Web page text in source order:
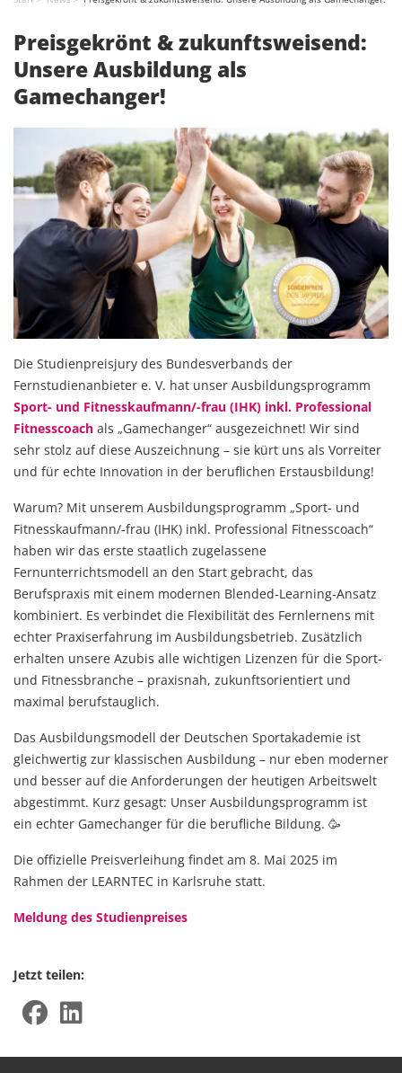
Preisgekrönt & zukunftsweisend:
Unsere Ausbildung als
Gamechanger!
Die Studienpreisjury des Bundesverbands der
Fernstudienanbieter e. V. hat unser Ausbildungsprogramm
Sport- und Fitnesskaufmann/-frau (IHK) inkl. Professional
Fitnesscoach als „Gamechanger“ ausgezeichnet! Wir sind
sehr stolz auf diese Auszeichnung – sie kürt uns als Vorreiter
und für echte Innovation in der beruflichen Erstausbildung!
Warum? Mit unserem Ausbildungsprogramm „Sport- und
Fitnesskaufmann/-frau (IHK) inkl. Professional Fitnesscoach“
haben wir das erste staatlich zugelassene
Fernunterrichtsmodell an den Start gebracht, das
Berufspraxis mit einem modernen Blended-Learning-Ansatz
kombiniert. Es verbindet die Flexibilität des Fernlernens mit
echter Praxiserfahrung im Ausbildungsbetrieb. Zusätzlich
erhalten unsere Azubis alle wichtigen Lizenzen für die Sport-
und Fitnessbranche – praxisnah, zukunftsorientiert und
maximal berufstauglich.
Das Ausbildungsmodell der Deutschen Sportakademie ist
gleichwertig zur klassischen Ausbildung – nur eben moderner
und besser auf die Anforderungen der heutigen Arbeitswelt
abgestimmt. Kurz gesagt: Unser Ausbildungsprogramm ist
ein echter Gamechanger für die berufliche Bildung. 🥳
Die offizielle Preisverleihung findet am 8. Mai 2025 im
Rahmen der LEARNTEC in Karlsruhe statt.
Meldung des Studienpreises
Jetzt teilen: